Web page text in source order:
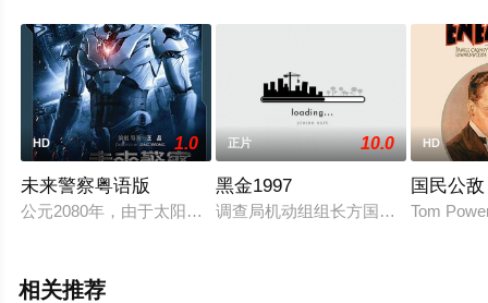
HD 1.0
未来警察粤语版
公元2080年，由于太阳能天幕的应用，人类基本上摆脱了能源
正片 10.0
黑金1997
调查局机动组组长方国辉（刘德华）
HD
国民公敌
Tom
相关推荐